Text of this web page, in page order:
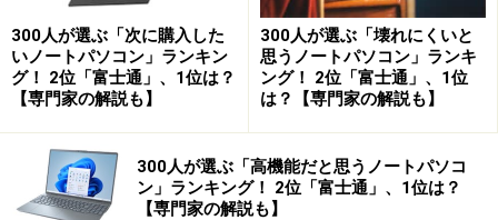
300人が選ぶ「次に購入した
いノートパソコン」ランキン
グ！ 2位「富士通」、1位は？
【専門家の解説も】
300人が選ぶ「壊れにくいと
思うノートパソコン」ランキ
ング！ 2位「富士通」、1位
は？【専門家の解説も】
300人が選ぶ「高機能だと思うノートパソコ
ン」ランキング！ 2位「富士通」、1位は？
【専門家の解説も】